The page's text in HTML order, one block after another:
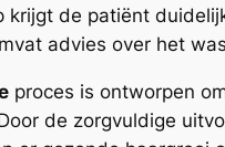
krijgt de patiënt
advies over het
proces is ontworpen
de zorgvuldige